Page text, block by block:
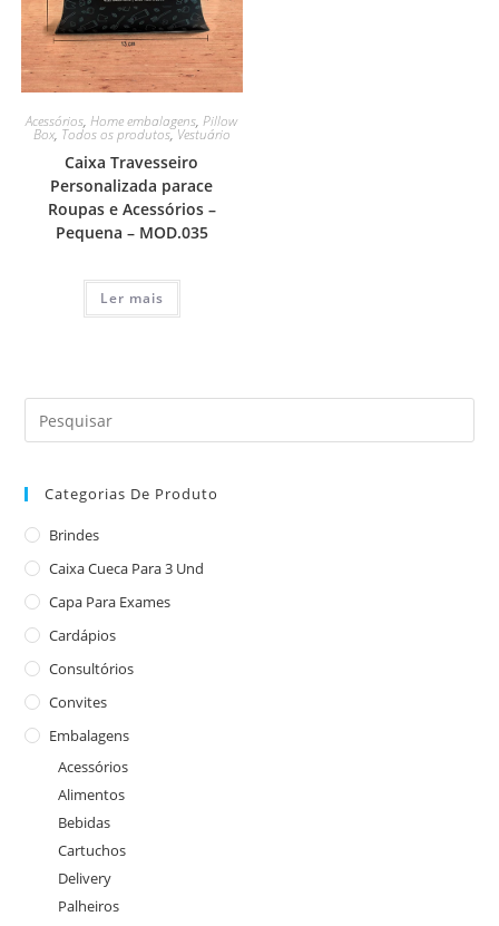
Acessórios,Home embalagens,Pillow
Box, Todos os produtos,Vestuário
Caixa Travesseiro
Personalizada parace
Roupas e Acessórios –
Pequena – MOD.035
Ler mais
Categorias De Produto
Brindes
Caixa Cueca Para 3 Und
Capa Para Exames
Cardápios
Consultórios
Convites
Embalagens
Acessórios
Alimentos
Bebidas
Cartuchos
Delivery
Palheiros